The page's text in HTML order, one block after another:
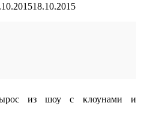
18.10.2015
из шоу с клоунами и